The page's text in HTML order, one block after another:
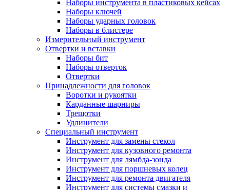
Наборы инструмента в пластиковых кейсах
Наборы ключей
Наборы ударных головок
Наборы в блистере
Измерительный инструмент
Отвертки и вставки
Наборы бит
Наборы отверток
Отвертки
Принадлежности для головок
Воротки и рукоятки
Карданные шарниры
Трещотки
Удлинители
Специальный инструмент
Инструмент для замены стекол
Инструмент для кузовного ремонта
Инструмент для лямбда-зонда
Инструмент для поршневых колец
Инструмент для ремонта двигателя
Инструмент для системы смазки и